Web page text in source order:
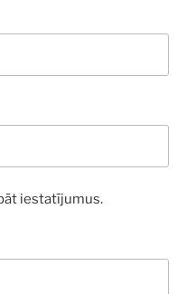
iestatījumus.